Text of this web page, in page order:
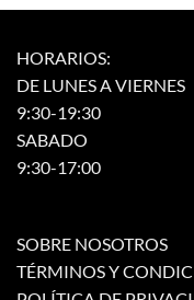
producto
HORARIOS:
DE LUNES A VIERNES
9:30-19:30
SABADO
9:30-17:00
SOBRE NOSOTROS
TÉRMINOS Y